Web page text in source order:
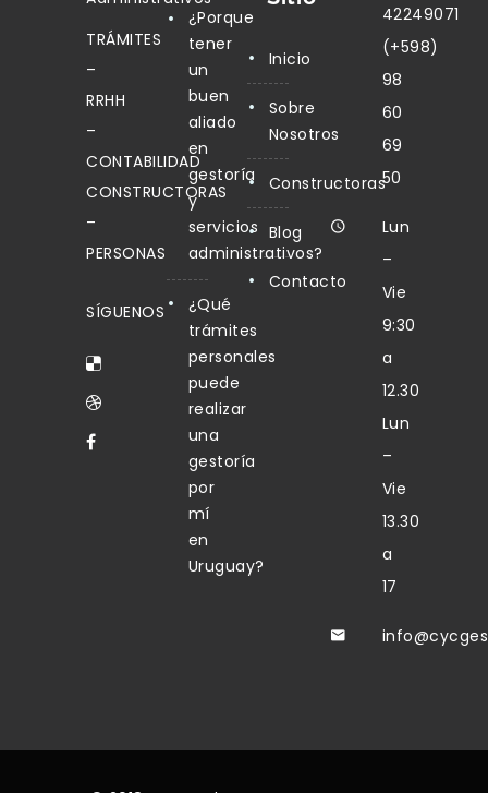
TRÁMITES
–
RRHH
–
CONTABILIDAD
CONSTRUCTORAS
–
PERSONAS
SÍGUENOS
¿Porque
tener
un
buen
aliado
en
gestoría
y
servicios
administrativos?
¿Qué
trámites
personales
puede
realizar
una
gestoría
por
mí
en
Uruguay?
Inicio
Sobre
Nosotros
Constructoras
Blog
Contacto
42249071
(+598)
98
60
69
50
Lun
–
Vie
9:30
a
12.30
Lun
–
Vie
13.30
a
17